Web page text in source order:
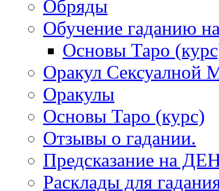
Обряды
Обучение гаданию
Основы Таро
Оракул Сексуалной
Оракулы
Основы Таро (курс)
Отзывы о гадании.
Предсказание на
Расклады для